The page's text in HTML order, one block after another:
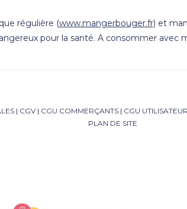
régulière (www.mangerbouger.fr) et
pour la santé. A consommer avec
| CGV| CGU COMMERÇANTS| CGU
PLAN DE SITE